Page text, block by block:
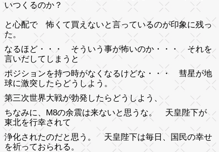
いつくるのか？
と心配で 怖くて買えないと言っているのが印象に残っ
た。
なるほど・・・ そういう事が怖いのか・・・ それを
言いだしてしまうと
ポジションを持つ時がなくなるけどな・・・ 彗星が地
球に激突したらどうしよう。
第三次世界大戦が勃発したらどうしよう、
ちなみに、M8の余震は来ないと思うな。 天皇陛下が
東北を行幸されて
浄化されたのだと思う。 天皇陛下は毎日、国民の幸せ
を祈っておられる。